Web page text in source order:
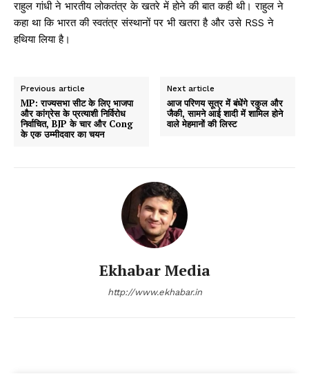
राहुल गांधी ने भारतीय लोकतंत्र के खतरे में होने की बात कही थी। राहुल ने
कहा था कि भारत की स्वतंत्र संस्थानों पर भी खतरा है और उसे RSS ने
हथिया लिया है।
Previous article
MP: राज्यसभा सीट के लिए भाजपा
और कांग्रेस के प्रत्याशी निर्विरोध
निर्वाचित, BJP के चार और Cong
के एक उम्मीदवार का चयन
Next article
आज परिणय सूत्र में बंधेंगे रकुल और
जैकी, सामने आई शादी में शामिल होने
वाले मेहमानों की लिस्ट
Ekhabar Media
http://www.ekhabar.in